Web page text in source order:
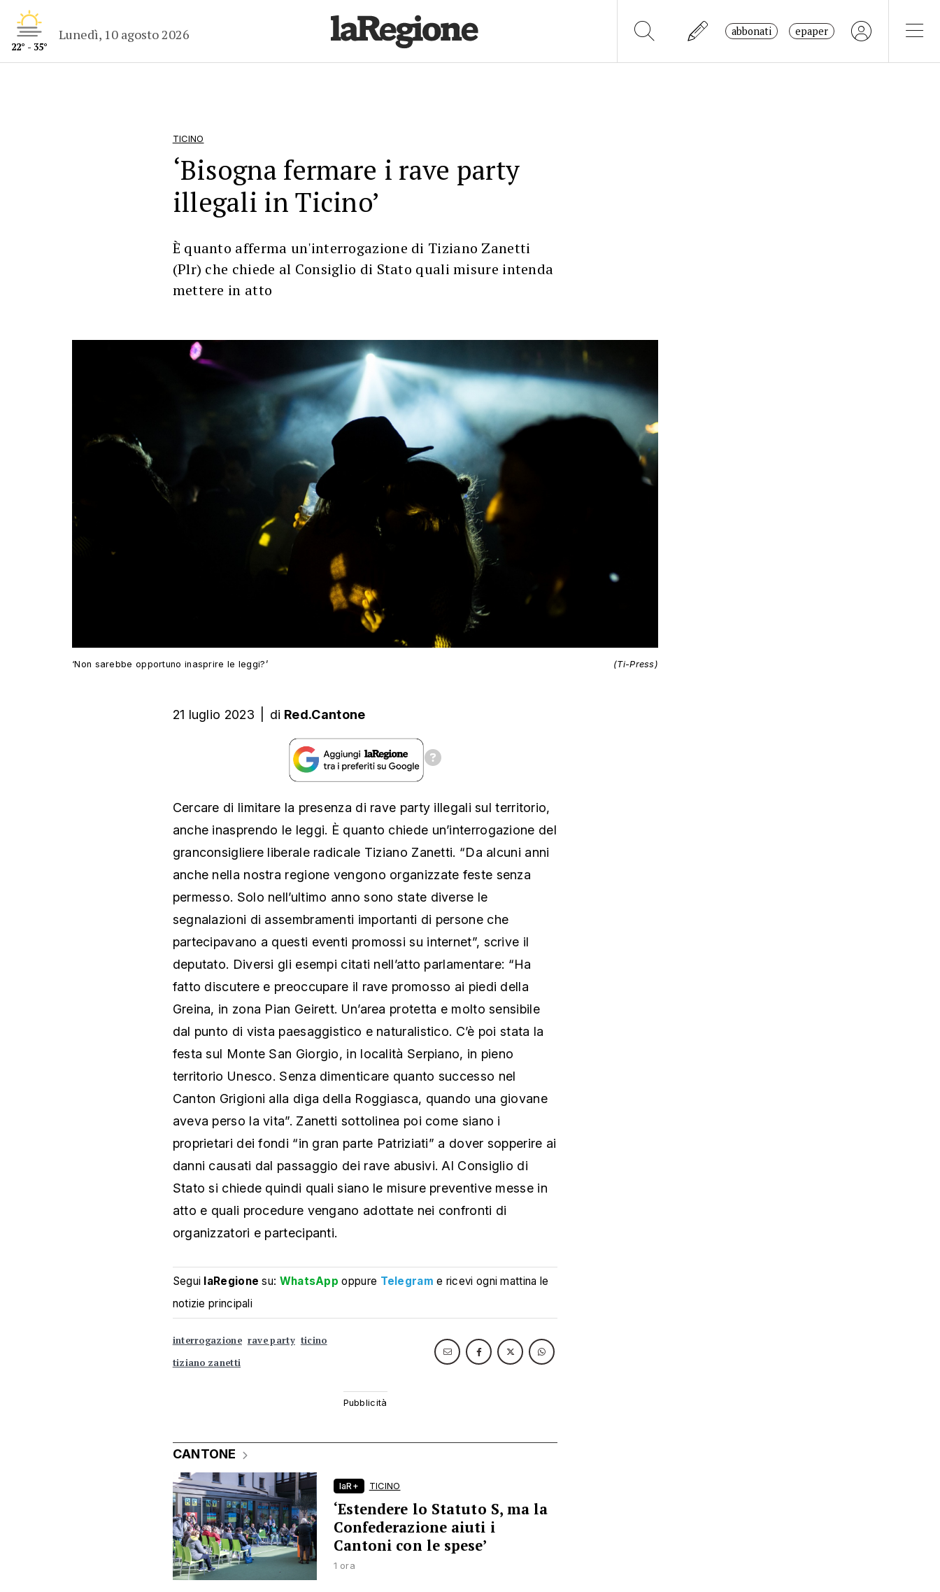
22° - 35°
Lunedì, 10 agosto 2026 abbonati epaper
TICINO
‘Bisogna fermare i rave party
illegali in Ticino’
È quanto afferma un'interrogazione di Tiziano Zanetti
(Plr) che chiede al Consiglio di Stato quali misure intenda
mettere in atto
‘Non sarebbe opportuno inasprire le leggi?’ (Ti-Press)
21 luglio 2023 di Red.Cantone
Cercare di limitare la presenza di rave party illegali sul territorio,
anche inasprendo le leggi. È quanto chiede un’interrogazione del
granconsigliere liberale radicale Tiziano Zanetti. “Da alcuni anni
anche nella nostra regione vengono organizzate feste senza
permesso. Solo nell’ultimo anno sono state diverse le
segnalazioni di assembramenti importanti di persone che
partecipavano a questi eventi promossi su internet”, scrive il
deputato. Diversi gli esempi citati nell’atto parlamentare: “Ha
fatto discutere e preoccupare il rave promosso ai piedi della
Greina, in zona Pian Geirett. Un’area protetta e molto sensibile
dal punto di vista paesaggistico e naturalistico. C’è poi stata la
festa sul Monte San Giorgio, in località Serpiano, in pieno
territorio Unesco. Senza dimenticare quanto successo nel
Canton Grigioni alla diga della Roggiasca, quando una giovane
aveva perso la vita”. Zanetti sottolinea poi come siano i
proprietari dei fondi “in gran parte Patriziati” a dover sopperire ai
danni causati dal passaggio dei rave abusivi. Al Consiglio di
Stato si chiede quindi quali siano le misure preventive messe in
atto e quali procedure vengano adottate nei confronti di
organizzatori e partecipanti.
Segui laRegione su: WhatsApp oppure Telegram e ricevi ogni mattina le
notizie principali
interrogazione rave party ticino
tiziano zanetti
CANTONE
laR+ TICINO
‘Estendere lo Statuto S, ma la
Confederazione aiuti i
Cantoni con le spese’
1 ora